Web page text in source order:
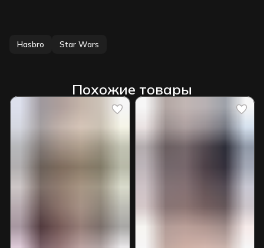
Hasbro Star Wars
Похожие товары